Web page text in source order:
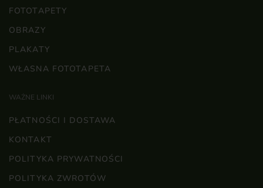
FOTOTAPETY
OBRAZY
PLAKATY
WŁASNA FOTOTAPETA
WAŻNE LINKI
PŁATNOŚCI I DOSTAWA
KONTAKT
POLITYKA PRYWATNOŚCI
POLITYKA ZWROTÓW